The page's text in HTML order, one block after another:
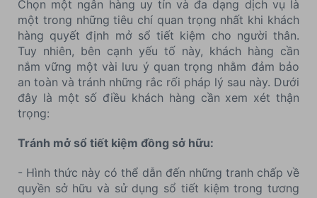
Chọn một ngân hàng uy tín và đa dạng dịch vụ là
một trong những tiêu chí quan trọng nhất khi khách
hàng quyết định mở sổ tiết kiệm cho người thân.
Tuy nhiên, bên cạnh yếu tố này, khách hàng cần
nắm vững một vài lưu ý quan trọng nhằm đảm bảo
an toàn và tránh những rắc rối pháp lý sau này. Dưới
đây là một số điều khách hàng cần xem xét thận
trọng:
Tránh mở sổ tiết kiệm đồng sở hữu:
- Hình thức này có thể dẫn đến những tranh chấp về
quyền sở hữu và sử dụng sổ tiết kiệm trong tương